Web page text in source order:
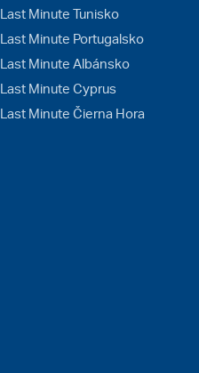
Last Minute Tunisko
Last Minute Portugalsko
Last Minute Albánsko
Last Minute Cyprus
Last Minute Čierna Hora